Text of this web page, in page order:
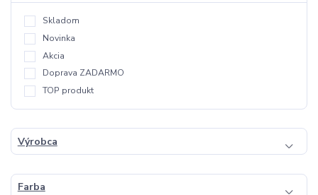
Skladom
Novinka
Akcia
Doprava ZADARMO
TOP produkt
Výrobca
Farba